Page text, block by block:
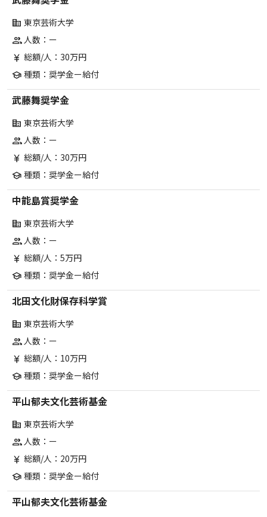
corporate_fare 東京芸術大学
group人数：ー
currency_yen 総額/人：30万円
school 種類：奨学金ー給付
武藤舞奨学金
corporate_fare 東京芸術大学
group人数：ー
currency_yen 総額/人：30万円
school 種類：奨学金ー給付
中能島賞奨学金
corporate_fare 東京芸術大学
group人数：ー
currency_yen 総額/人：5万円
school 種類：奨学金ー給付
北田文化財保存科学賞
corporate_fare 東京芸術大学
group人数：ー
currency_yen 総額/人：10万円
school 種類：奨学金ー給付
平山郁夫文化芸術基金
corporate_fare 東京芸術大学
group人数：ー
currency_yen 総額/人：20万円
school 種類：奨学金ー給付
平山郁夫文化芸術基金